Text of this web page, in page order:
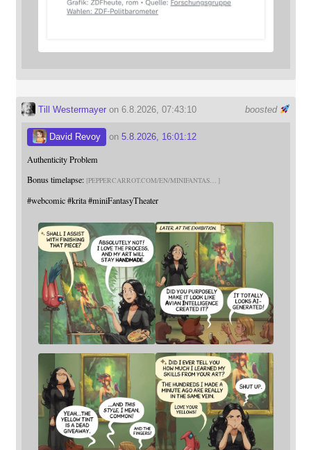
boosted
Till Westermayeron 6.8.2026, 07:43:10
David Revoy on 5.8.2026, 16:01:12
Authenticity Problem
Bonus timelapse: PEPPERCARROT.COM/EN/MINIFANTAS
#webcomic #krita #miniFantasyTheater